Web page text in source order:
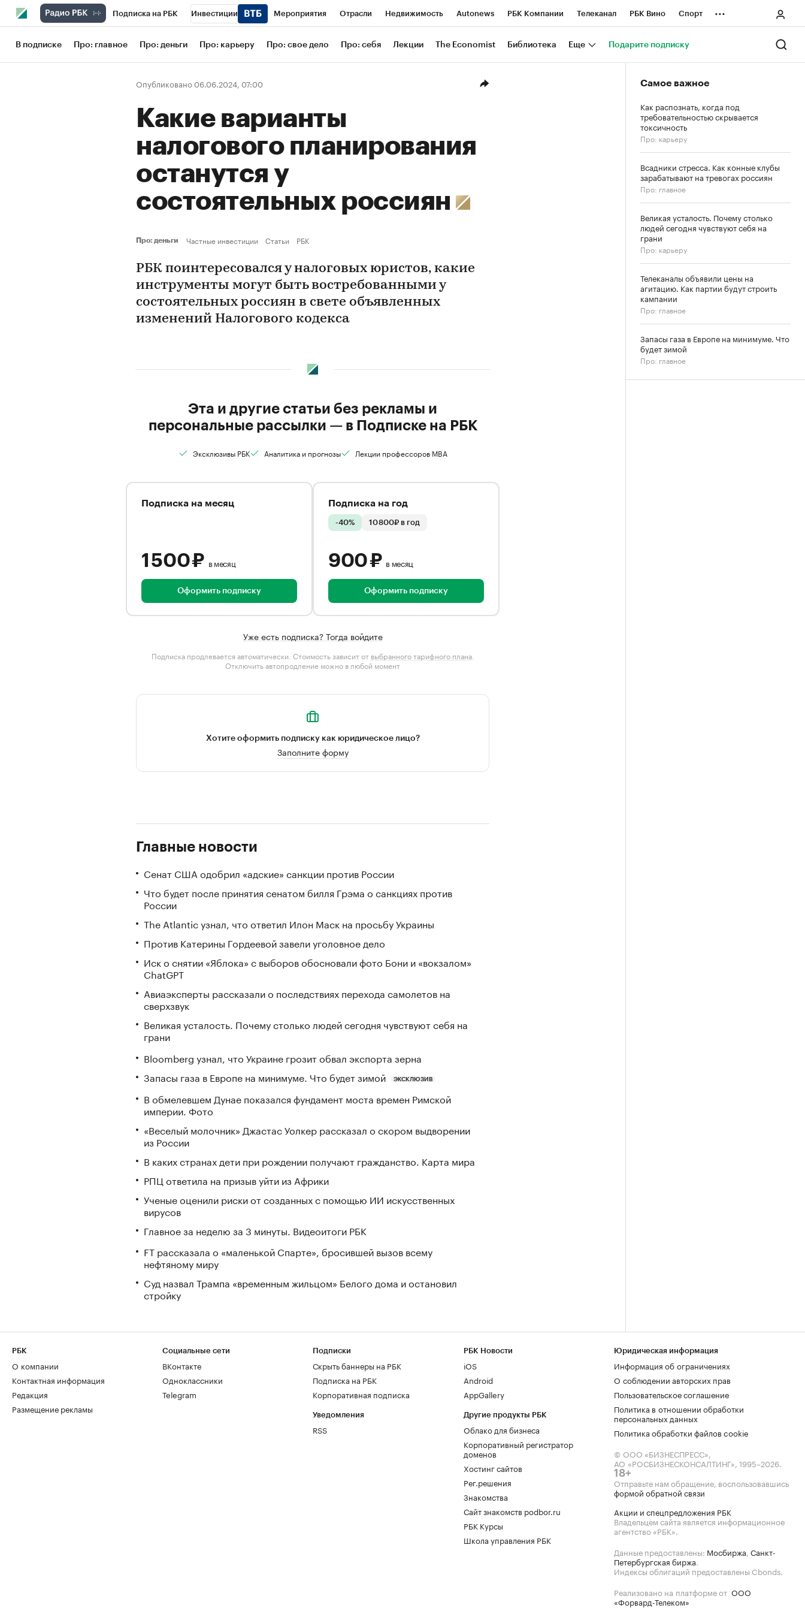
Подписка на РБК Инвестиции Мероприятия Отрасли Недвижимость Autonews РБК Компании Телеканал РБК Вино Спорт
Школа управления РБК РБК Образование РБК Life Тренды Визионеры Национальные проекты Город
Рынок наличной валюты
...
В подписке Про: главное Про: деньги Про: карьеру Про: свое дело Про: себя Лекции The Economist Библиотека Еще Подарите подписку
Опубликовано 06.06.2024, 07:00
Какие варианты
налогового планирования
останутся у
состоятельных россиян
Про: деньги Частные инвестиции Статьи РБК
РБК поинтересовался у налоговых юристов, какие
инструменты могут быть востребованными у
состоятельных россиян в свете объявленных
изменений Налогового кодекса
Эта и другие статьи без рекламы и
персональные рассылки — в Подписке на РБК
Эксклюзивы РБК Аналитика и прогнозы Лекции профессоров MBA
Подписка на месяц
1 500 ₽ в месяц
Оформить подписку
Подписка на год
-40% 10 800₽ в год
900 ₽ в месяц
Оформить подписку
Уже есть подписка? Тогда войдите
Подписка продлевается автоматически. Стоимость зависит от выбранного тарифного плана.
Отключить автопродление можно в любой момент
Хотите оформить подписку как юридическое лицо?
Заполните форму
Главные новости
Сенат США одобрил «адские» санкции против России
Что будет после принятия сенатом билля Грэма о санкциях против
России
The Atlantic узнал, что ответил Илон Маск на просьбу Украины
Против Катерины Гордеевой завели уголовное дело
Иск о снятии «Яблока» с выборов обосновали фото Бони и «вокзалом»
ChatGPT
Авиаэксперты рассказали о последствиях перехода самолетов на
сверхзвук
Великая усталость. Почему столько людей сегодня чувствуют себя на
грани
Bloomberg узнал, что Украине грозит обвал экспорта зерна
Запасы газа в Европе на минимуме. Что будет зимой
ЭКСКЛЮЗИВ
В обмелевшем Дунае показался фундамент моста времен Римской
империи. Фото
«Веселый молочник» Джастас Уолкер рассказал о скором выдворении
из России
В каких странах дети при рождении получают гражданство. Карта мира
РПЦ ответила на призыв уйти из Африки
Ученые оценили риски от созданных с помощью ИИ искусственных
вирусов
Главное за неделю за 3 минуты. Видеоитоги РБК
FT рассказала о «маленькой Спарте», бросившей вызов всему
нефтяному миру
Суд назвал Трампа «временным жильцом» Белого дома и остановил
стройку
Самое важное
Как распознать, когда под
требовательностью скрывается
токсичность
Про: карьеру
Всадники стресса. Как конные клубы
зарабатывают на тревогах россиян
Про: главное
Великая усталость. Почему столько
людей сегодня чувствуют себя на
грани
Про: карьеру
Телеканалы объявили цены на
агитацию. Как партии будут строить
кампании
Про: главное
Запасы газа в Европе на минимуме. Что
будет зимой
Про: главное
РБК
О компании
Контактная информация
Редакция
Размещение рекламы
Социальные сети
ВКонтакте
Одноклассники
Telegram
Подписки
Скрыть баннеры на РБК
Подписка на РБК
Корпоративная подписка
Уведомления
RSS
РБК Новости
iOS
Android
AppGallery
Другие продукты РБК
Облако для бизнеса
Корпоративный регистратор
доменов
Хостинг сайтов
Рег.решения
Знакомства
Сайт знакомств podbor.ru
РБК Курсы
Школа управления РБК
Юридическая информация
Информация об ограничениях
О соблюдении авторских прав
Пользовательское соглашение
Политика в отношении обработки
персональных данных
Политика обработки файлов cookie
© ООО «БИЗНЕСПРЕСС»,
АО «РОСБИЗНЕСКОНСАЛТИНГ», 1995–2026.
18+
Отправьте нам обращение, воспользовавшись
формой обратной связи
Акции и спецпредложения РБК
Владельцем сайта является информационное
агентство «РБК».
Данные предоставлены: Мосбиржа, Санкт-
Петербургская биржа.
Индексы облигаций предоставлены Cbonds.
Реализовано на платформе от ООО
«Форвард-Телеком»